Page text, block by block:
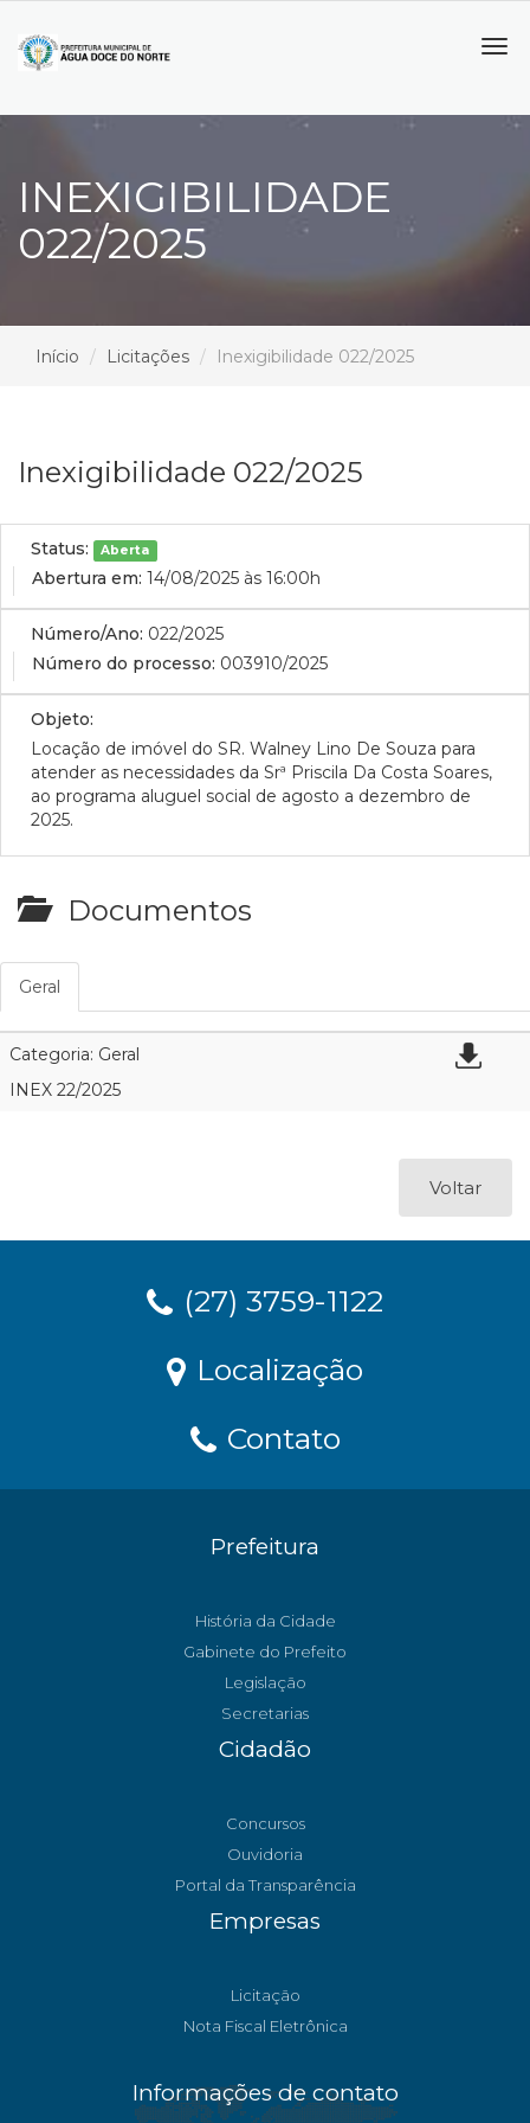
INEXIGIBILIDADE
022/2025
Início Licitações Inexigibilidade 022/2025
Inexigibilidade 022/2025
Status: Aberta
Abertura em: 14/08/2025 às 16:00h
Número/Ano: 022/2025
Número do processo: 003910/2025
Objeto:
Locação de imóvel do SR. Walney Lino De Souza para
atender as necessidades da Srª Priscila Da Costa Soares,
ao programa aluguel social de agosto a dezembro de
2025.
Documentos
Geral
Categoria: Geral
INEX 22/2025
Voltar
(27) 3759-1122
Localização
Contato
Prefeitura
História da Cidade
Gabinete do Prefeito
Legislação
Secretarias
Cidadão
Concursos
Ouvidoria
Portal da Transparência
Empresas
Licitação
Nota Fiscal Eletrônica
Informações de contato